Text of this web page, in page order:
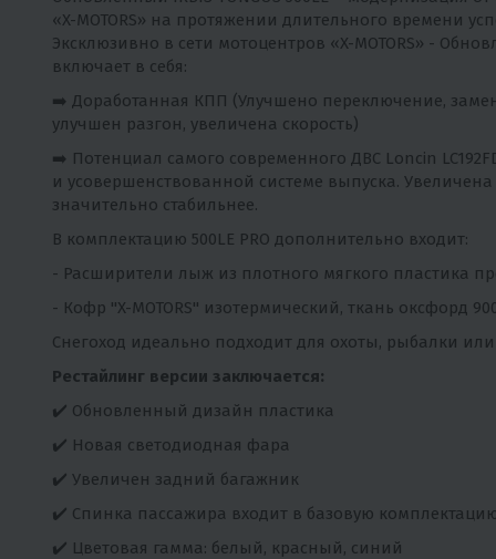
«X-MOTORS» на протяжении длительного времени
Эксклюзивно в сети мотоцентров «X-MOTORS» -
включает в себя:
➡️ Доработанная КПП (Улучшено переключение,
улучшен разгон, увеличена скорость)
➡️ Потенциал самого современного ДВС Loncin
и усовершенствованной системе выпуска.
значительно стабильнее.
В комплектацию 500LE PRO дополнительно входит:
- Расширители лыж из плотного мягкого пластика
- Кофр "X-MOTORS" изотермический, ткань оксфорд
Снегоход идеально подходит для охоты, рыбалки или
Рестайлинг версии заключается:
✔️ Обновленный дизайн пластика
✔️ Новая светодиодная фара
✔️ Увеличен задний багажник
✔️ Спинка пассажира входит в базовую
✔️ Цветовая гамма: белый, красный, синий